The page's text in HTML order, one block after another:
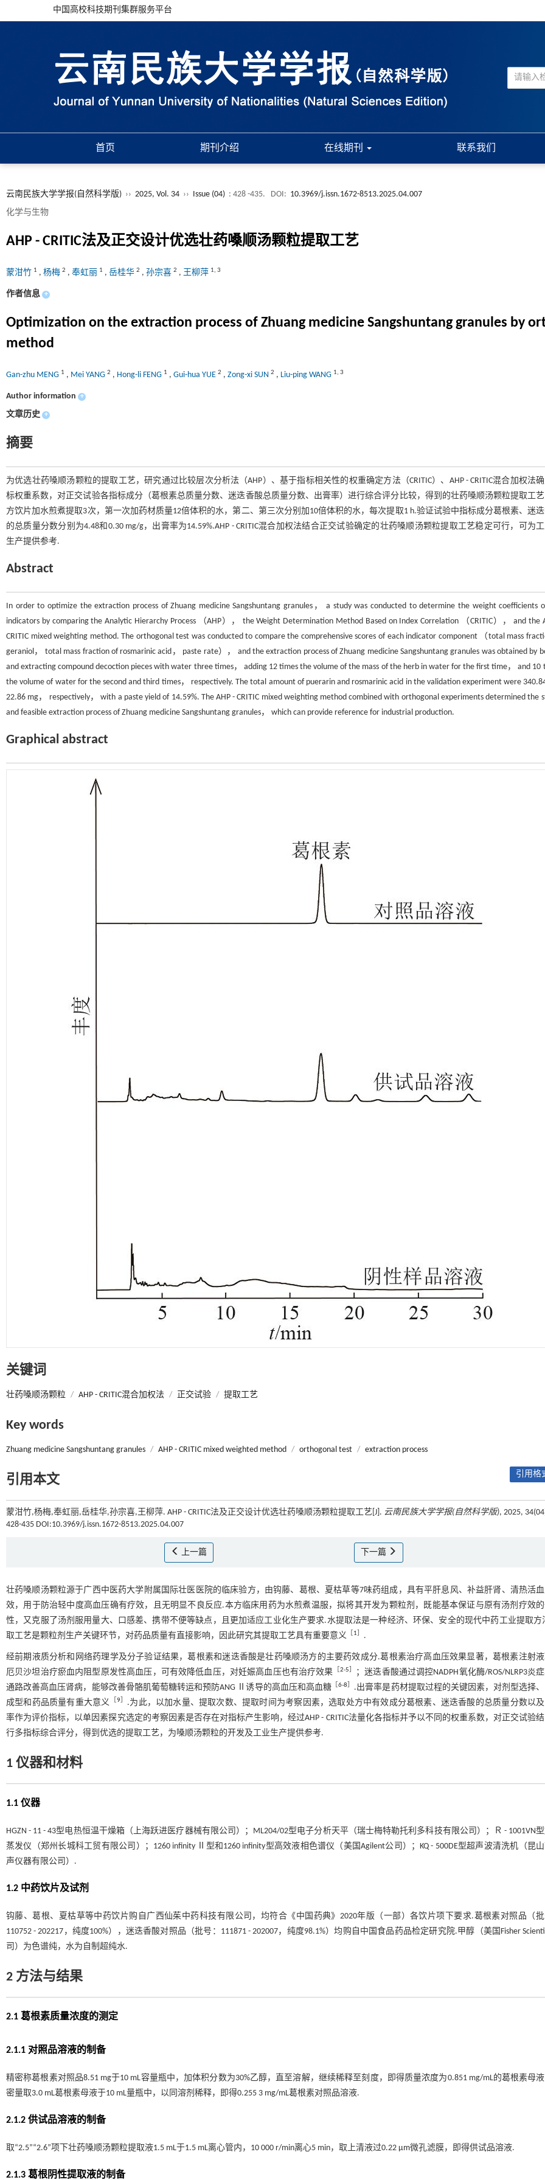
中国高校科技期刊集群服务平台
首页 期刊介绍 在线期刊 联系我们
云南民族大学学报(自然科学版) ›› 2025, Vol. 34 ›› Issue (04) : 428 -435. DOI: 10.3969/j.issn.1672-8513.2025.04.007
化学与生物
AHP - CRITIC法及正交设计优选壮药嗓顺汤颗粒提取工艺
蒙泔竹 1 , 杨梅 2 , 奉虹丽 1 , 岳桂华 2 , 孙宗喜 2 , 王柳萍 1, 3
作者信息 +
Optimization on the extraction process of Zhuang medicine Sangshuntang granules by
method
Gan-zhu MENG 1 , Mei YANG 2 , Hong-li FENG 1 , Gui-hua YUE 2 , Zong-xi SUN 2 , Liu-ping WANG 1, 3
Author information +
文章历史 +
摘要
为优选壮药嗓顺汤颗粒的提取工艺，研究通过比较层次分析法（AHP）、基于指标相关性的权重确定方法（CRITIC）、AHP - CRITIC混合加权法
标权重系数，对正交试验各指标成分（葛根素总质量分数、迷迭香酸总质量分数、出膏率）进行综合评分比较，得到的壮药嗓顺汤颗粒提取工
方饮片加水煎煮提取3次，第一次加药材质量12倍体积的水，第二、第三次分别加10倍体积的水，每次提取1 h.验证试验中指标成分葛根素、迷
的总质量分数分别为4.48和0.30 mg/g，出膏率为14.59%.AHP - CRITIC混合加权法结合正交试验确定的壮药嗓顺汤颗粒提取工艺稳定可行，可为
生产提供参考.
Abstract
In order to optimize the extraction process of Zhuang medicine Sangshuntang granules， a study was conducted to determine the weight coefficients
indicators by comparing the Analytic Hierarchy Process （AHP）， the Weight Determination Method Based on Index Correlation （CRITIC）， and the
CRITIC mixed weighting method. The orthogonal test was conducted to compare the comprehensive scores of each indicator component （total mass
geraniol， total mass fraction of rosmarinic acid， paste rate）， and the extraction process of Zhuang medicine Sangshuntang granules was obtained by
and extracting compound decoction pieces with water three times， adding 12 times the volume of the mass of the herb in water for the first time， and 10
the volume of water for the second and third times， respectively. The total amount of puerarin and rosmarinic acid in the validation experiment were
22.86 mg， respectively， with a paste yield of 14.59%. The AHP - CRITIC mixed weighting method combined with orthogonal experiments determined the
and feasible extraction process of Zhuang medicine Sangshuntang granules， which can provide reference for industrial production.
Graphical abstract
关键词
壮药嗓顺汤颗粒 / AHP - CRITIC混合加权法 / 正交试验 / 提取工艺
Key words
Zhuang medicine Sangshuntang granules / AHP - CRITIC mixed weighted method / orthogonal test / extraction process
引用本文 引用格
蒙泔竹,杨梅,奉虹丽,岳桂华,孙宗喜,王柳萍. AHP - CRITIC法及正交设计优选壮药嗓顺汤颗粒提取工艺[J]. 云南民族大学学报(自然科学版), 2025,
428-435 DOI:10.3969/j.issn.1672-8513.2025.04.007
上一篇 下一篇
壮药嗓顺汤颗粒源于广西中医药大学附属国际壮医医院的临床验方，由钩藤、葛根、夏枯草等7味药组成，具有平肝息风、补益肝肾、清热活
效，用于防治轻中度高血压确有疗效，且无明显不良反应.本方临床用药为水煎煮温服，拟将其开发为颗粒剂，既能基本保证与原有汤剂疗效
性，又克服了汤剂服用量大、口感差、携带不便等缺点，且更加适应工业化生产要求.水提取法是一种经济、环保、安全的现代中药工业提取方
取工艺是颗粒剂生产关键环节，对药品质量有直接影响，因此研究其提取工艺具有重要意义
1 .
经前期液质分析和网络药理学及分子验证结果，葛根素和迷迭香酸是壮药嗓顺汤方的主要药效成分.葛根素治疗高血压效果显著，葛根素注射
厄贝沙坦治疗瘀血内阻型原发性高血压，可有效降低血压，对妊娠高血压也有治疗效果
2-5
；迷迭香酸通过调控NADPH氧化酶/ROS/NLRP3炎
通路改善高血压肾病，能够改善骨骼肌葡萄糖转运和预防ANG Ⅱ诱导的高血压和高血糖 ［6-8
.出膏率是药材提取过程的关键因素，对剂型选择、
成型和药品质量有重大意义
9］ .为此，以加水量、提取次数、提取时间为考察因素，选取处方中有效成分葛根素、迷迭香酸的总质量分数以
率作为评价指标，以单因素探究选定的考察因素是否存在对指标产生影响，经过AHP - CRITIC法量化各指标并予以不同的权重系数，对正交试验
行多指标综合评分，得到优选的提取工艺，为嗓顺汤颗粒的开发及工业生产提供参考.
1 仪器和材料
1.1 仪器
HGZN - 11 - 43型电热恒温干燥箱（上海跃进医疗器械有限公司）；ML204/02型电子分析天平（瑞士梅特勒托利多科技有限公司）；Ｒ - 1001VN
蒸发仪（郑州长城科工贸有限公司）；1260 infinity Ⅱ型和1260 infinity型高效液相色谱仪（美国Agilent公司）；KQ - 500DE型超声波清洗机（昆
声仪器有限公司）.
1.2 中药饮片及试剂
钩藤、葛根、夏枯草等中药饮片购自广西仙茱中药科技有限公司，均符合《中国药典》2020年版（一部）各饮片项下要求.葛根素对照品（批
110752 - 202217，纯度100%），迷迭香酸对照品（批号：111871 - 202007，纯度98.1%）均购自中国食品药品检定研究院.甲醇（美国Fisher
司）为色谱纯，水为自制超纯水.
2 方法与结果
2.1 葛根素质量浓度的测定
2.1.1 对照品溶液的制备
精密称葛根素对照品8.51 mg于10 mL容量瓶中，加体积分数为30%乙醇，直至溶解，继续稀释至刻度，即得质量浓度为0.851 mg/mL的葛根素母
密量取3.0 mL葛根素母液于10 mL量瓶中，以同溶剂稀释，即得0.255 3 mg/mL葛根素对照品溶液.
2.1.2 供试品溶液的制备
取“2.5”“2.6”项下壮药嗓顺汤颗粒提取液1.5 mL于1.5 mL离心管内，10 000 r/min离心5 min，取上清液过0.22 μm微孔滤膜，即得供试品溶液.
2.1.3 葛根阴性提取液的制备